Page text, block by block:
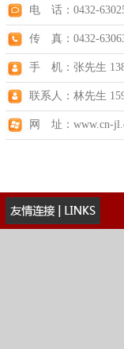
电 话：0432-
传 真：0432-
手 机：张先生
联系人：林先生
网 址：www.cn-